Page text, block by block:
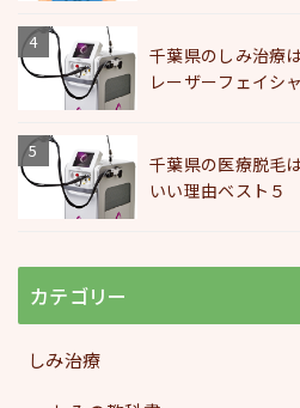
千葉県のしみ治療
レーザーフェイシ
千葉県の医療脱毛
いい理由ベスト５
カテゴリー
しみ治療